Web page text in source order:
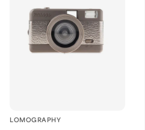
LOMOGRAPHY